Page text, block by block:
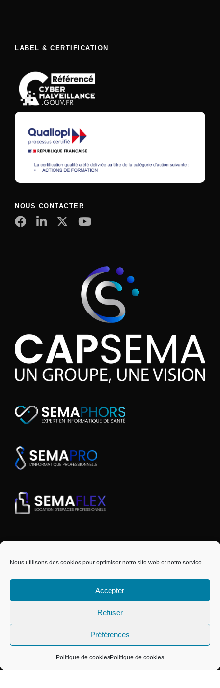
Nous utilisons des cookies pour optimiser notre site web et notre service.
Accepter
Refuser
Préférences
Politique de cookiesPolitique de cookies
LABEL & CERTIFICATION
NOUS CONTACTER
CAPSEMA
DROITS RÉSERVÉS